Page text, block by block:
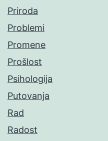
Priroda
Problemi
Promene
Prošlost
Psihologija
Putovanja
Rad
Radost